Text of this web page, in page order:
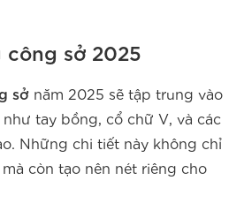
sở 2025
sở năm 2025 sẽ tập trung vào
tay bồng, cổ chữ V, và các
Những chi tiết này không chỉ
còn tạo nên nét riêng cho